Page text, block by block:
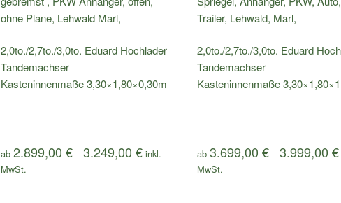
2,0to./2,7to./3,0to. Eduard Hochlader
Tandemachser
Kasteninnenmaße 3,30×1,80×0,30m
ab2.899,00€ –3.249,00€
2,0to./2,7to./3,0to. Eduard
Tandemachser
Kasteninnenmaße
ab3.699,00€ –3.999,00€